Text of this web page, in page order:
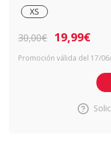
XS
30,00€ 19,99€
Promoción válida del 17/